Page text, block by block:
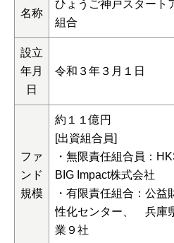
名称
ひょうご神戸スタート
組合
設立
年月
日
令和３年３月１日
ファ
ンド
規模
約１１億円
[出資組合員]
・無限責任組合員：
BIG Impact株式会社
・有限責任組合：公
性化センター、 兵庫
業９社